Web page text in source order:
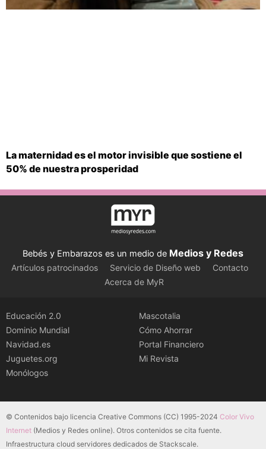
La maternidad es el motor invisible que sostiene el
50% de nuestra prosperidad
Bebés y Embarazos es un medio de Medios y Redes
Artículos patrocinados Servicio de Diseño web
Contacto
Acerca de MyR
Educación 2.0
Dominio Mundial
Navidad.es
Juguetes.org
Monólogos
Mascotalia
Cómo Ahorrar
Portal Financiero
Mi Revista
© Contenidos bajo licencia Creative Commons (CC) 1995-2024 Color Vivo
Internet (Medios y Redes online). Otros contenidos se cita fuente.
Infraestructura cloud servidores dedicados de Stackscale.